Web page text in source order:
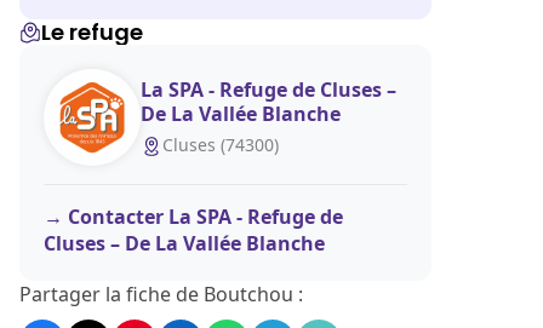
Le refuge
La SPA - Refuge de Cluses –
De La Vallée Blanche
Cluses (74300)
Contacter La SPA - Refuge de
Cluses – De La Vallée Blanche
Partager la fiche de Boutchou :